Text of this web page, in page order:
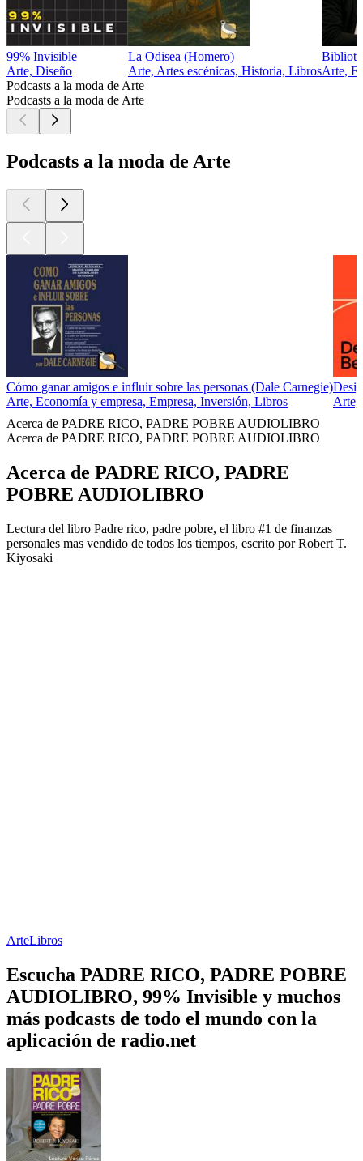
99% Invisible
Arte, Diseño
La Odisea (Homero)
Arte, Artes escénicas, Historia, LibrosArte,
Podcasts a la moda de Arte
Podcasts a la moda de Arte
Podcasts a la moda de Arte
Cómo ganar amigos e influir sobre las personas (Dale Carnegie)
Arte, Economía y empresa, Empresa, Inversión, Libros
Arte,
Acerca de PADRE RICO, PADRE POBRE AUDIOLIBRO
Acerca de PADRE RICO, PADRE POBRE AUDIOLIBRO
Acerca de PADRE RICO, PADRE
POBRE AUDIOLIBRO
Lectura del libro Padre rico, padre pobre, el libro #1 de finanzas
personales mas vendido de todos los tiempos, escrito por Robert T.
Kiyosaki
ArteLibros
Escucha PADRE RICO, PADRE POBRE
AUDIOLIBRO, 99% Invisible y muchos
más podcasts de todo el mundo con la
aplicación de radio.net